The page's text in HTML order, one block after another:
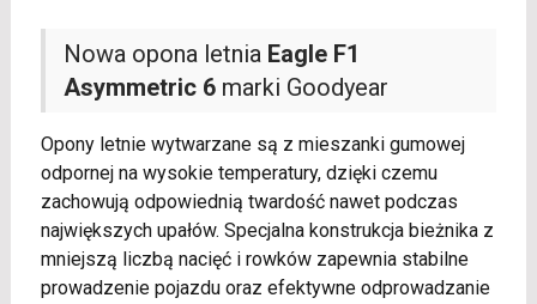
Nowa opona letnia Eagle F1
Asymmetric 6marki Goodyear
Opony letnie wytwarzane są z mieszanki gumowej
odpornej na wysokie temperatury, dzięki czemu
zachowują odpowiednią twardość nawet podczas
największych upałów. Specjalna konstrukcja bieżnika z
mniejszą liczbą nacięć i rowków zapewnia stabilne
prowadzenie pojazdu oraz efektywne odprowadzanie